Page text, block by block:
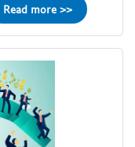
Read more >>